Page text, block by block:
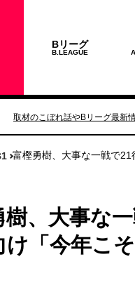
Bリーグ
B.LEAGUE
取材のこぼれ話やBリーグ最新
富樫勇樹、大事な一戦で
樹、大事な
「今年こそ